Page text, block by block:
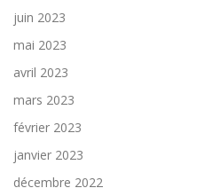
juin 2023
mai 2023
avril 2023
mars 2023
février 2023
janvier 2023
décembre 2022